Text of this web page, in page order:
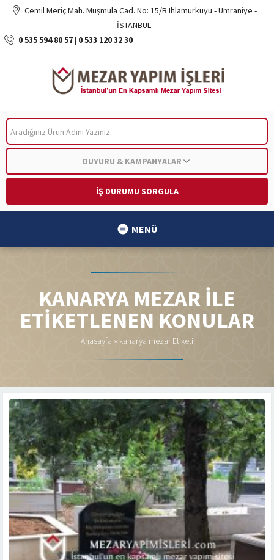
Cemil Meriç Mah. Muşmula Cad. No: 15/B Ihlamurkuyu - Ümraniye -
İSTANBUL
0 535 594 80 57| 0 533 120 32 30
DUYURU & KAMPANYALAR
İŞ DURUMU SORGULA
MENÜ
KANARYA MEZAR ILE
ETIKETLENEN KONULAR
Anasayfa » kanarya mezar Etiketi